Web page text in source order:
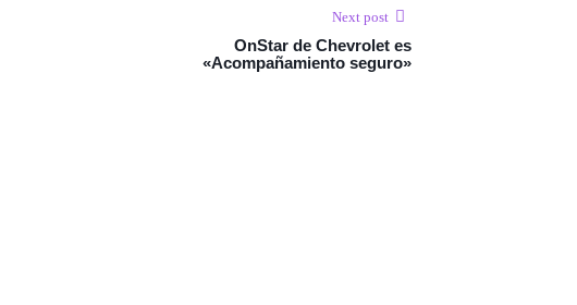
Next post
OnStar de Chevrolet es
«Acompañamiento seguro»